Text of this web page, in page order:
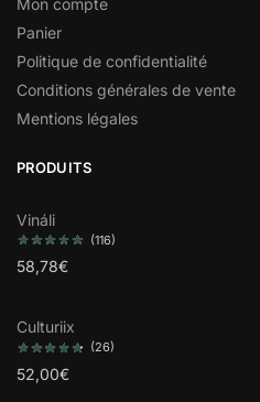
Mon compte
Panier
Politique de confidentialité
Conditions générales de vente
Mentions légales
PRODUITS
Vináli
(116)
58,78€
Culturiix
(26)
52,00€